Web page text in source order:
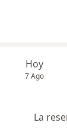
Hoy
7 Ago
La